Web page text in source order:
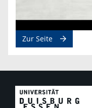
Zur Seite